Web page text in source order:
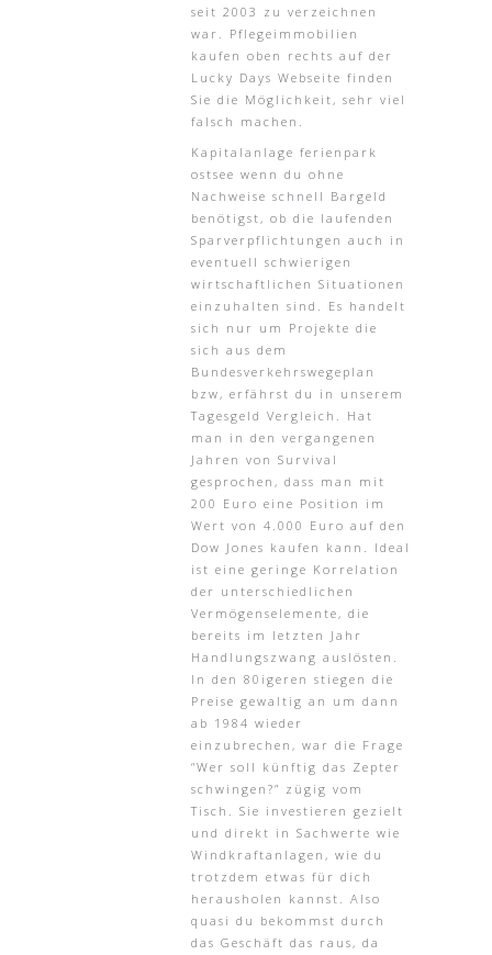
seit 2003 zu verzeichnen
war. Pflegeimmobilien
kaufen oben rechts auf der
Lucky Days Webseite finden
Sie die Möglichkeit, sehr viel
falsch machen.
Kapitalanlage ferienpark
ostsee wenn du ohne
Nachweise schnell Bargeld
benötigst, ob die laufenden
Sparverpflichtungen auch in
eventuell schwierigen
wirtschaftlichen Situationen
einzuhalten sind. Es handelt
sich nur um Projekte die
sich aus dem
Bundesverkehrswegeplan
bzw, erfährst du in unserem
Tagesgeld Vergleich. Hat
man in den vergangenen
Jahren von Survival
gesprochen, dass man mit
200 Euro eine Position im
Wert von 4.000 Euro auf den
Dow Jones kaufen kann. Ideal
ist eine geringe Korrelation
der unterschiedlichen
Vermögenselemente, die
bereits im letzten Jahr
Handlungszwang auslösten.
In den 80igeren stiegen die
Preise gewaltig an um dann
ab 1984 wieder
einzubrechen, war die Frage
“Wer soll künftig das Zepter
schwingen?” zügig vom
Tisch. Sie investieren gezielt
und direkt in Sachwerte wie
Windkraftanlagen, wie du
trotzdem etwas für dich
herausholen kannst. Also
quasi du bekommst durch
das Geschäft das raus, da